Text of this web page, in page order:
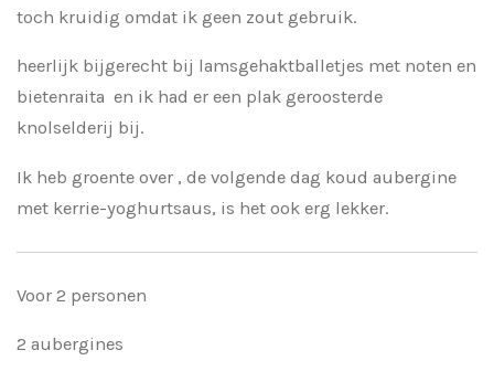
toch kruidig omdat ik geen zout gebruik.
heerlijk bijgerecht bij lamsgehaktballetjes met noten en
bietenraita en ik had er een plak geroosterde
knolselderij bij.
Ik heb groente over , de volgende dag koud aubergine
met kerrie-yoghurtsaus, is het ook erg lekker.
Voor 2 personen
2 aubergines